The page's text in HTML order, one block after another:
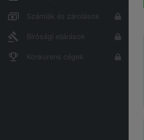
Számlák és zárolások
Bírósági eljárások
Konkurens cégek